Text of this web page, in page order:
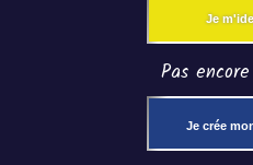
Je
Pas
Je crée